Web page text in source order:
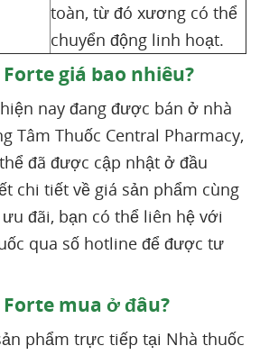
toàn, từ đó xương có thể
chuyển động linh hoạt.
Forte giá bao nhiêu?
nay đang được bán ở nhà
Tâm Thuốc Central Pharmacy,
đã được cập nhật ở đầu
chi tiết về giá sản phẩm cùng
đãi, bạn có thể liên hệ với
qua số hotline để được tư
Forte mua ở đâu?
phẩm trực tiếp tại Nhà thuốc